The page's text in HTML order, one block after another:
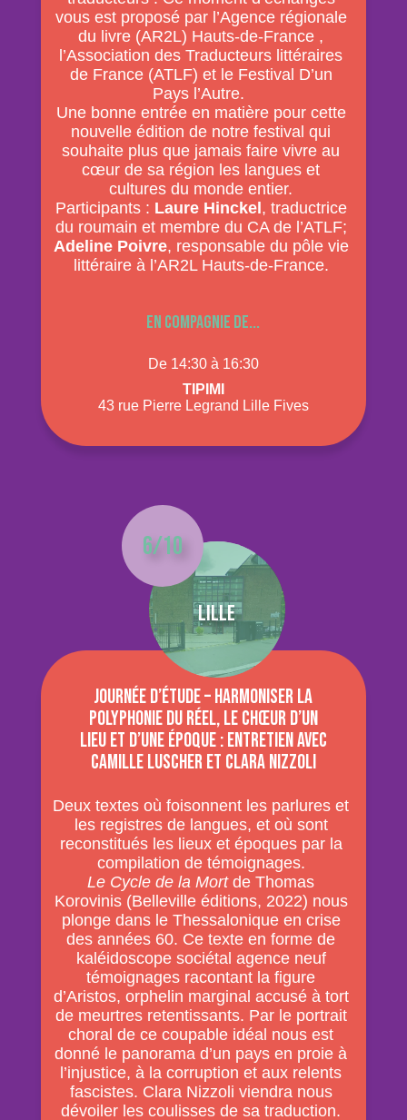
vous est proposé par l’Agence régionale
du livre (AR2L) Hauts-de-France ,
l’Association des Traducteurs littéraires
de France (ATLF) et le Festival D’un
Pays l’Autre.
Une bonne entrée en matière pour cette
nouvelle édition de notre festival qui
souhaite plus que jamais faire vivre au
cœur de sa région les langues et
cultures du monde entier.
Participants : Laure Hinckel , traductrice
du roumain et membre du CA de l’ATLF;
Adeline Poivre, responsable du pôle vie
littéraire à l’AR2L Hauts-de-France.
En compagnie de...
De 14:30 à 16:30
Tipimi
43 rue Pierre Legrand Lille Fives
6/10
Lille
Journée d’étude – Harmoniser la
polyphonie du réel, le chœur d’un
lieu et d’une époque : entretien avec
Camille Luscher et Clara Nizzoli
Deux textes où foisonnent les parlures et
les registres de langues, et où sont
reconstitués les lieux et époques par la
compilation de témoignages.
Le Cycle de la Mortde Thomas
Korovinis (Belleville éditions, 2022) nous
plonge dans le Thessalonique en crise
des années 60. Ce texte en forme de
kaléidoscope sociétal agence neuf
témoignages racontant la figure
d’Aristos, orphelin marginal accusé à tort
de meurtres retentissants. Par le portrait
choral de ce coupable idéal nous est
donné le panorama d’un pays en proie à
l’injustice, à la corruption et aux relents
fascistes. Clara Nizzoli viendra nous
dévoiler les coulisses de sa traduction.